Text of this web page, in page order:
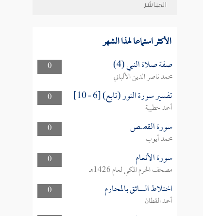
المباشر
الأكثر استماعا لهذا الشهر
0 صفة صلاة النبي (4)
محمد ناصر الدين الألباني
0
تفسير سورة النور (تابع) [6 - 10]
أحمد حطيبة
0
سورة القصص
محمد أيوب
0
سورة الأنعام
مصحف الحرم المكي لعام 1426هـ
0
اختلاط السائق بالمحارم
أحمد القطان